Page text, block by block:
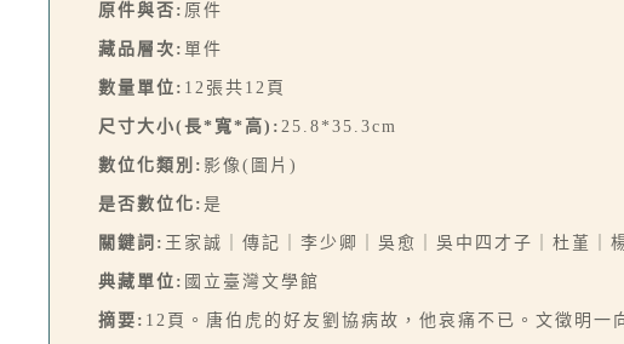
原件與否: 原件
藏品層次: 單件
數量單位: 12張共12頁
尺寸大小(長*寬*高): 25.8*35.3cm
數位化類別: 影像(圖片)
是否數位化: 是
關鍵詞: 王家誠｜傳記｜李少卿｜吳愈｜吳中四才子｜杜堇｜
典藏單位: 國立臺灣文學館
摘要: 12頁。唐伯虎的好友劉協病故，他哀痛不已。文徵明